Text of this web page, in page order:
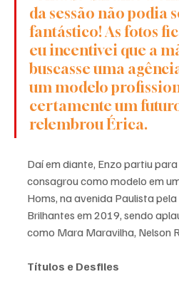
da sessão não podia
fantástico! As fotos
eu incentivei que a
buscasse uma
um modelo
certamente um
relembrou Érica.
Daí em diante, Enzo partiu para
consagrou como modelo em
Homs, na avenida Paulista
Brilhantes em 2019, sendo
como Mara Maravilha, Nelson
Títulos e Desfiles